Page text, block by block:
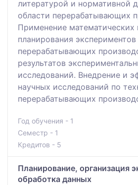
литературой и нормативной
области перерабатывающих
Применение математических
планирования
перерабатывающих
результатов
исследований. Внедрение и
научных исследований по
перерабатывающих
Год обучения - 1
Семестр - 1
Кредитов - 5
Планирование, организация
обработка данных